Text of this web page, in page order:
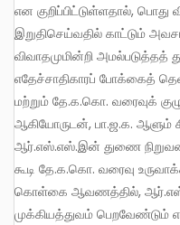
என குறிப்பிட்டுள்ளதால்,
இறுதிசெய்வதில் காட்டும்
விவாதமுமின்றி அமல்படுத்தத்
எதேச்சாதிகாரப் போக்கைத்
மற்றும் தே.க.கொ. வரைவுக்
ஆகியோருடன், பா.ஜ.க. ஆளும்
ஆர்.எஸ்.எஸ்.இன் துணை
கூடி தே.க.கொ. வரைவு
கொள்கை ஆவணத்தில்,
முக்கியத்துவம் பெறவேண்டும்